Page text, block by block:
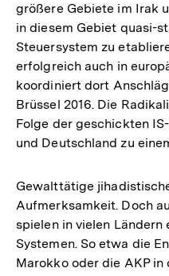
größere Gebiete im Irak
in diesem Gebiet quasi-
Steuersystem zu
erfolgreich auch in
koordiniert dort
Brüssel 2016. Die
Folge der geschickten
und Deutschland zu
Gewalttätige
Aufmerksamkeit. Doch
spielen in vielen Ländern
Systemen. So etwa die
Marokko oder die AKP in